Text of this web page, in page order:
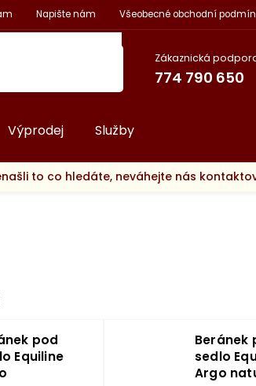
Napište nám Všeobecné obchodní
Zákaznická
774 790 650
Výprodej Služby
to co hledáte, neváhejte nás
pod
Equiline
Beránek
sedlo
Argo